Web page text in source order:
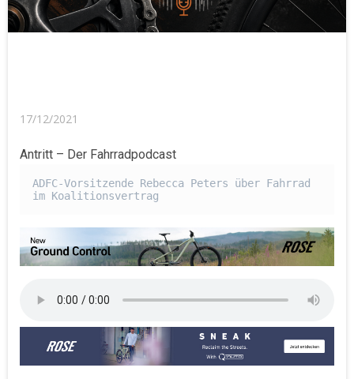
17/12/2021
Antritt – Der Fahrradpodcast
ADFC-Vorsitzende Rebecca Peters über Fahrrad
im Koalitionsvertrag